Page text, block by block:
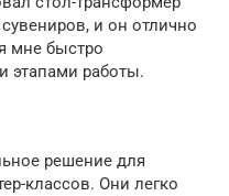
и он отлично
мне быстро
этапами работы.
решение для
классов. Они легко